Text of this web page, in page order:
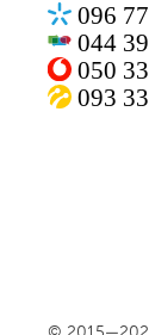
096
044
050
093